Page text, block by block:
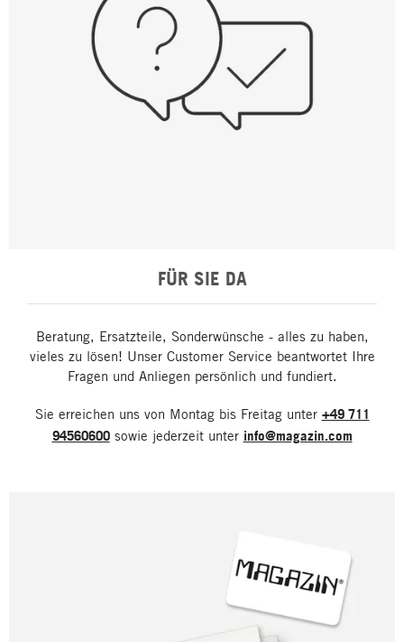
FÜR SIE DA
Beratung, Ersatzteile, Sonderwünsche - alles zu haben,
vieles zu lösen! Unser Customer Service beantwortet Ihre
Fragen und Anliegen persönlich und fundiert.
Sie erreichen uns von Montag bis Freitag unter +49 711
94560600sowie jederzeit unter info@magazin.com